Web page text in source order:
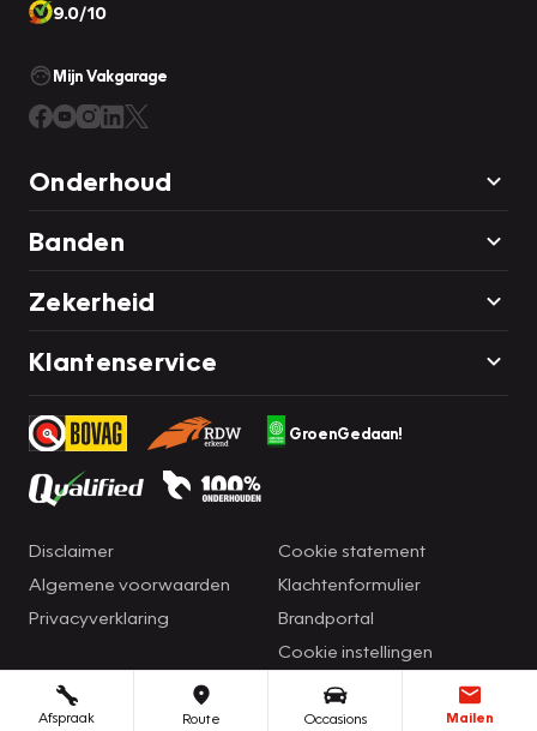
Afspraak Route Occasions Mailen
9.0/10
Mijn Vakgarage
Onderhoud
Banden
Zekerheid
Klantenservice
GroenGedaan!
Disclaimer
Algemene voorwaarden
Privacyverklaring
Cookie statement
Klachtenformulier
Brandportal
Cookie instellingen